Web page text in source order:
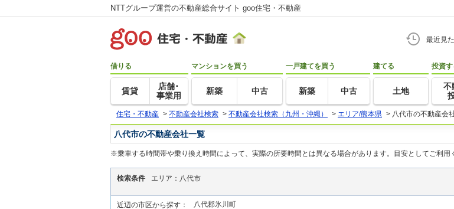
NTTグループ運営の不動産総合サイト goo住宅・不動産
最近見
借りる
賃貸
店舗･
事業用
マンションを買う
新築 中古
一戸建てを買う
新築 中古
建てる
土地
投資す
不
住宅・不動産 > 不動産会社検索 > 不動産会社検索（九州・沖縄） > エリア/熊本県 > 八代市の不動産会
八代市の不動産会社一覧
※乗車する時間帯や乗り換え時間によって、実際の所要時間とは異なる場合があります。目安としてご利用
検索条件 エリア：八代市
近辺の市区から探す： 八代郡氷川町